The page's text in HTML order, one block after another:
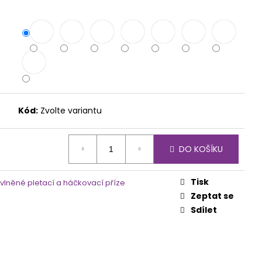
Kód: Zvolte variantu
DO KOŠÍKU
pletací a háčkovací příze
Tisk
Zeptat se
Sdílet